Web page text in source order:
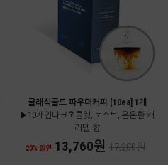
클래식골드 파우더커피 [10ea] 1개
▶10개입다크초콜릿, 토스트, 은은한 캐
러멜 향
20% 할인 13,760원 17,200원